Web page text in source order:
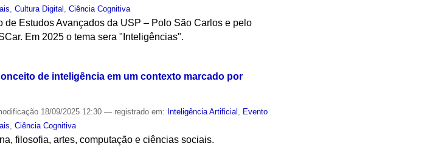
,Cultura Digital ,Ciência Cognitiva
Estudos Avançados da USP – Polo São Carlos e pelo
Em 2025 o tema sera "Inteligências".
de inteligência em um contexto marcado por
18/09/2025 12:30— registrado em: Inteligência Artificial , Evento
,Ciência Cognitiva
filosofia, artes, computação e ciências sociais.